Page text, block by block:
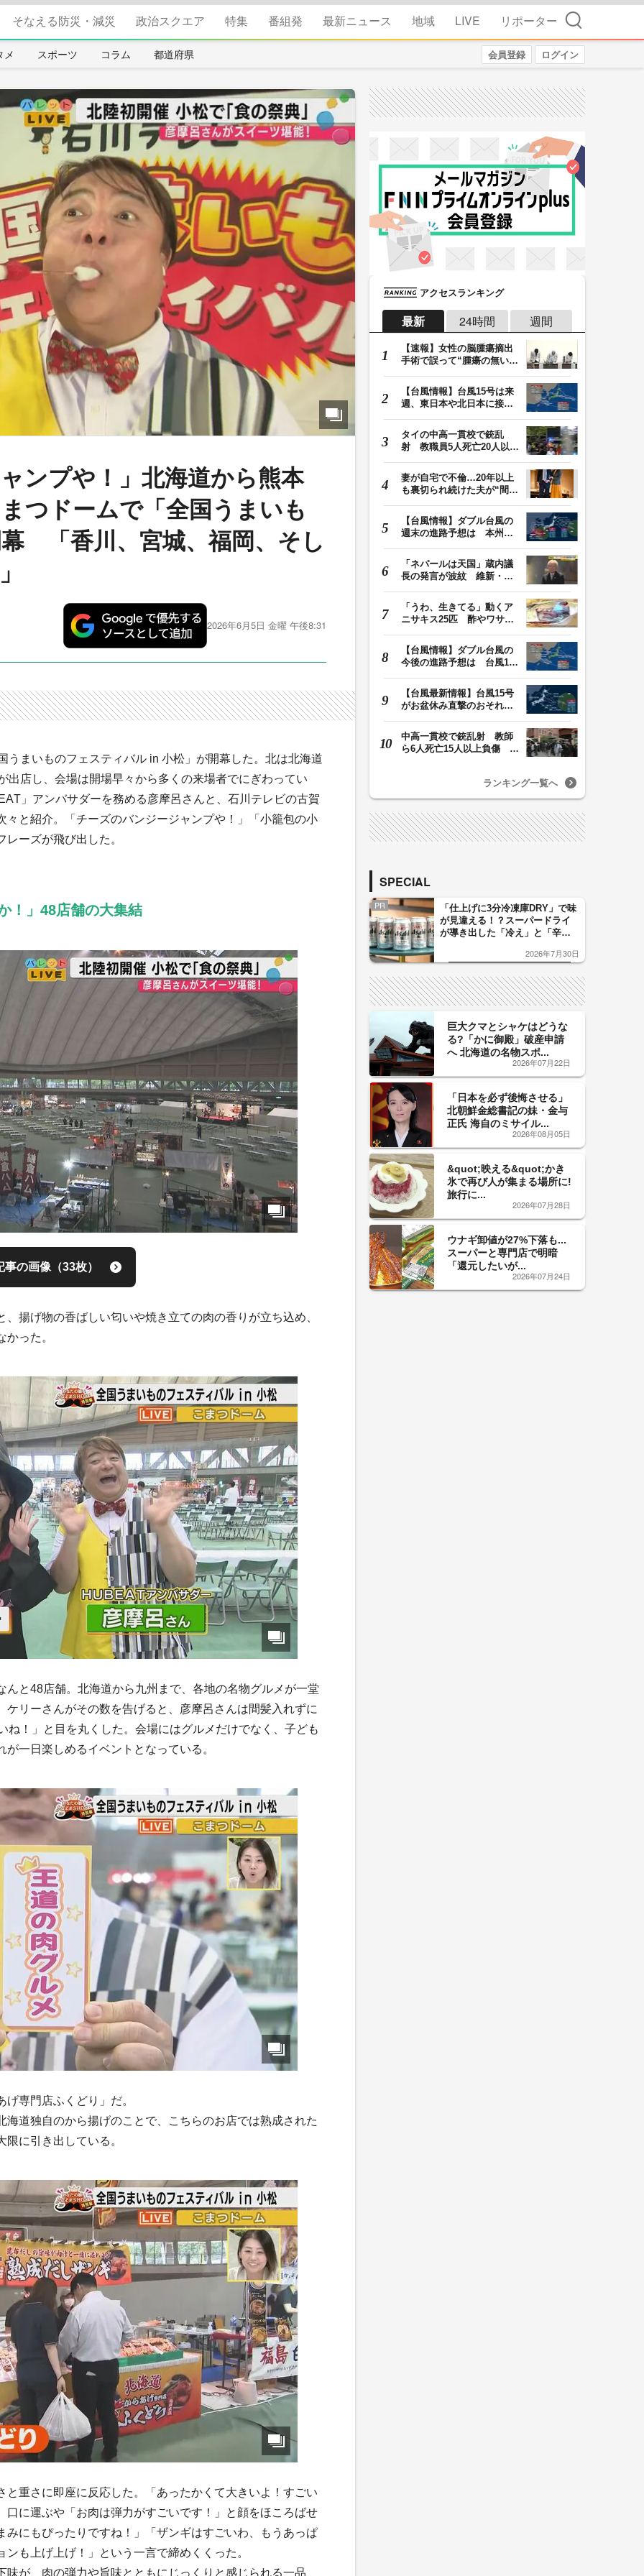
そなえる防災・減災 政治スクエア 特集 番組発 最新ニュース 地域 LIVE リポーター 検索
メ スポーツ コラム 都道府県 会員登録 ログイン
ンプや！」北海道から熊本
つドームで「全国うまいも
「香川、宮城、福岡、そし
2026年6月5日 金曜 午後8:31
うまいものフェスティバル in 小松」が開幕した。北は北海道
出店し、会場は開場早々から多くの来場者でにぎわってい
」アンバサダーを務める彦摩呂さんと、石川テレビの古賀
と紹介。「チーズのバンジージャンプや！」「小籠包の小
ーズが飛び出した。
！」48店舗の大集結
事の画像（33枚）
揚げ物の香ばしい匂いや焼き立ての肉の香りが立ち込め、
った。
と48店舗。北海道から九州まで、各地の名物グルメが一堂
リーさんがその数を告げると、彦摩呂さんは間髪入れずに
ね！」と目を丸くした。会場にはグルメだけでなく、子ども
一日楽しめるイベントとなっている。
専門店ふくどり」だ。
道独自のから揚げのことで、こちらのお店では熟成された
に引き出している。
重さに即座に反応した。「あったかくて大きいよ！すごい
に運ぶや「お肉は弾力がすごいです！」と顔をほころばせ
にもぴったりですね！」「ザンギはすごいわ、もうあっぱ
も上げ上げ！」という一言で締めくくった。
が、肉の弾力や旨味とともにじっくりと感じられる一品
アクセスランキング
最新 24時間 週間
【速報】女性の脳腫瘍摘出
手術で誤って“腫瘍の無い部
【台風情報】台風15号は来
週、東日本や北日本に接近
タイの中高一貫校で銃乱
射 教職員5人死亡20人以上
妻が自宅で不倫…20年以上
も裏切られ続けた夫が“間
【台風情報】ダブル台風の
週末の進路予想は 本州は
「ネパールは天国」蔵内議
長の発言が波紋 維新・吉
「うわ、生きてる」動くア
ニサキス25匹 酢やワサビ
【台風情報】ダブル台風の
今後の進路予想は 台風13
【台風最新情報】台風15号
がお盆休み直撃のおそれ
中高一貫校で銃乱射 教師
ら6人死亡15人以上負傷 容
ランキング一覧へ
SPECIAL
PR
「仕上げに3分冷凍庫DRY」で味
が見違える！？スーパードライ
が導き出した「冷え」と「辛
した「辛口カーブ」が飲み頃の
2026年7月30日
巨大クマとシャケはどうな
る?「かに御殿」破産申請
へ 北海道の名物スポ...
2026年07月22日
「日本を必ず後悔させる」
北朝鮮金総書記の妹・金与
正氏 海自のミサイル...
2026年08月05日
&quot;映える&quot;かき
氷で再び人が集まる場所に!
旅行に...
2026年07月28日
ウナギ卸値が27%下落も...
スーパーと専門店で明暗
「還元したいが...
2026年07月24日